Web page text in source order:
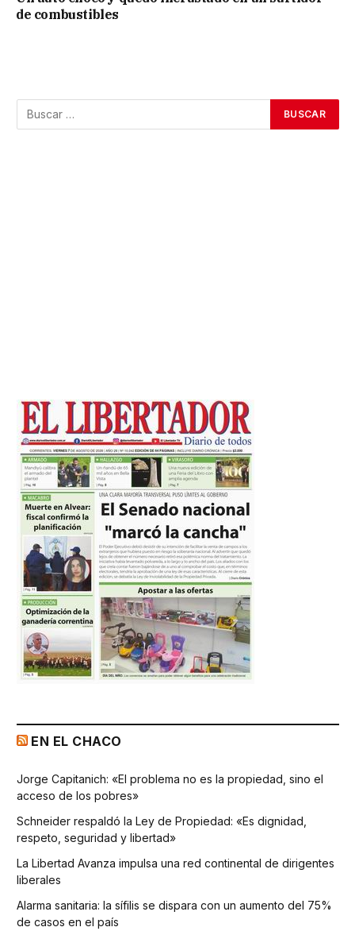
de combustibles
EN EL CHACO
Jorge Capitanich: «El problema no es la propiedad, sino el
acceso de los pobres»
Schneider respaldó la Ley de Propiedad: «Es dignidad,
respeto, seguridad y libertad»
La Libertad Avanza impulsa una red continental de dirigentes
liberales
Alarma sanitaria: la sífilis se dispara con un aumento del 75%
de casos en el país